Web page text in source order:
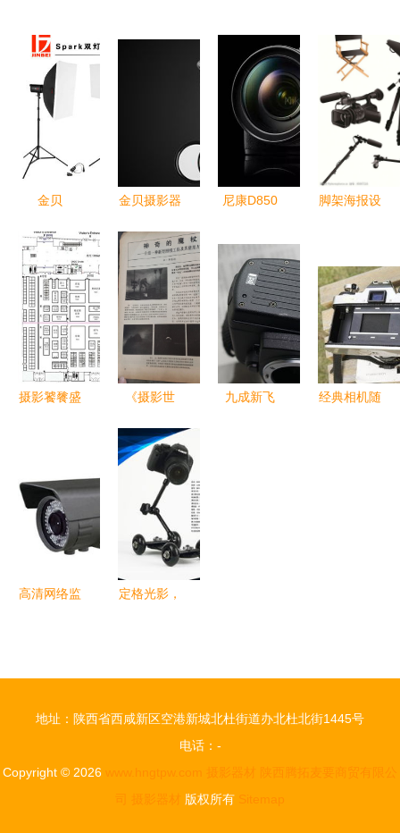
金贝
300闪光灯
套装 摄影
棚中的光影
魔术师，助
力服装人像
创作
金贝摄影器
影产品赋能
视觉创作新
时代
尼康D850
转屏与对焦
摇杆加持，
经典旗舰的
进化之道
脚架海报设
技术
摄影饕餮盛
展指南
《摄影世
年第9期精
彩回顾 技
术与艺术的
双重探索
九成新飞
经典相机随
高清网络监
定格光影，
地址：陕西省西咸新区空港新城北杜街道办北杜北街1445号
电话：-
Copyright © 2026 www.hngtpw.com 摄影器材
陕西腾拓麦要商贸有限公
司
摄影器材 版权所有 Sitemap